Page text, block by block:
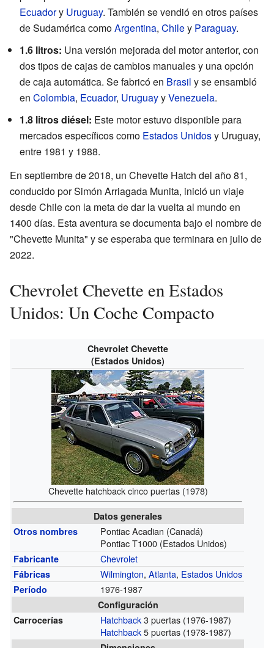
Ecuadory Uruguay. También se vendió en otros países
de Sudamérica comoArgentina, Chiley Paraguay.
1.6 litros: Una versión mejorada del motor anterior, con
dos tipos de cajas de cambios manuales y una opción
de caja automática. Se fabricó en Brasil y se ensambló
en Colombia, Ecuador, UruguayyVenezuela.
1.8 litros diésel: Este motor estuvo disponible para
mercados específicos como Estados Unidosy Uruguay,
entre 1981 y 1988.
En septiembre de 2018, un Chevette Hatch del año 81,
conducido por Simón Arriagada Munita, inició un viaje
desde Chile con la meta de dar la vuelta al mundo en
1400 días. Esta aventura se documenta bajo el nombre de
"Chevette Munita" y se esperaba que terminara en julio de
2022.
Chevrolet Chevette en Estados
Unidos: Un Coche Compacto
Chevrolet Chevette
(Estados Unidos)
Chevette hatchback cinco puertas (1978)
Datos generales
Otros nombres
Pontiac Acadian (Canadá)
Pontiac T1000 (Estados Unidos)
Fabricante Chevrolet
Fábricas Wilmington,Atlanta, Estados Unidos
Período 1976-1987
Configuración
Carrocerías
Hatchback3 puertas (1976-1987)
Hatchback5 puertas (1978-1987)